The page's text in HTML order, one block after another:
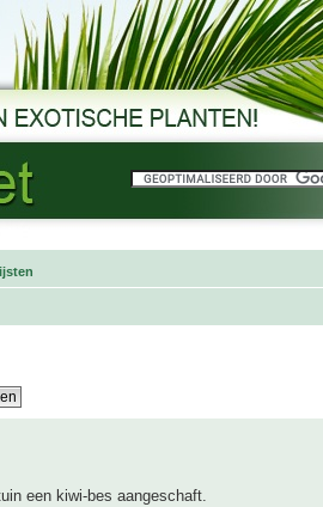
een kiwi-bes aangeschaft.